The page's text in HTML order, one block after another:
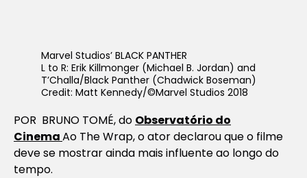
Marvel Studios’ BLACK PANTHER
L to R: Erik Killmonger (Michael B. Jordan) and
T’Challa/Black Panther (Chadwick Boseman)
Credit: Matt Kennedy/©Marvel Studios 2018
POR BRUNO TOMÉ, do Observatório do
CinemaAo The Wrap, o ator declarou que o filme
deve se mostrar ainda mais influente ao longo do
tempo.